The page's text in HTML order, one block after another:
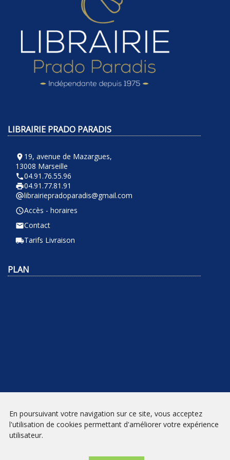
LIBRAIRIE PRADO PARADIS
room 19, avenue de Mazargues,
13008 Marseille
phone04.91.76.55.96
local_printshop04.91.77.81.91
alternate_emaillibrairiepradoparadis@gmail.com
query_builderAccès - horaires
emailContact
local_shippingTarifs Livraison
PLAN
NEWSLETTER
En poursuivant votre navigation sur ce site, vous acceptez
l'utilisation de cookies permettant d'améliorer votre expérience
utilisateur.